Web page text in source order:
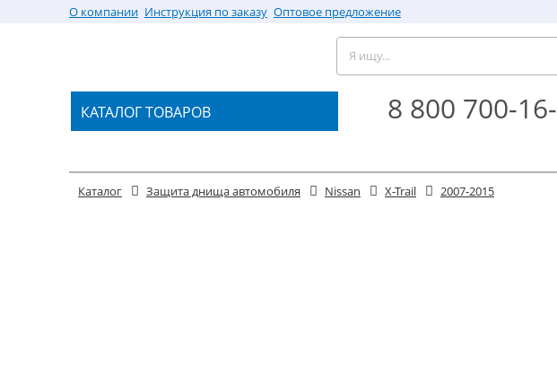
О компании Инструкция по заказу Оптовое предложение
КАТАЛОГ ТОВАРОВ 8 800 700-
Каталог Защита днища автомобиля Nissan X-Trail 2007-2015